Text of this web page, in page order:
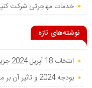
خدمات مهاجرتی شرکت
نوشته‌های تازه
انتخاب 18 آپریل 2024 جزیره پرنس ادوارد
بودجه 2024 و تاثیر آن بر مهاجرت کانادا